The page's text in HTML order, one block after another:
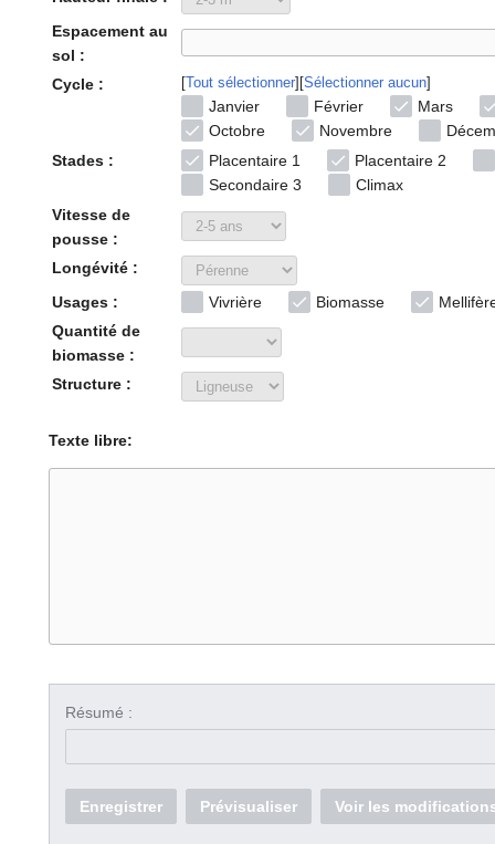
Espacement au
sol :
Cycle :
Tout sélectionner Sélectionner aucun
Janvier Février
Mars
Octobre
Novembre
Stades :
Placentaire 1
Placentaire 2
Secondaire 3
Climax
Vitesse de
pousse :
Longévité :
Usages :
Vivrière Biomasse
Quantité de
biomasse :
Structure :
Texte libre:
Résumé :
Enregistrer Prévisualiser Voir les